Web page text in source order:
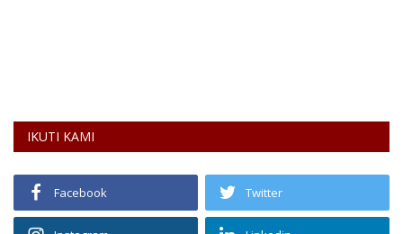
IKUTI KAMI
Facebook Twitter